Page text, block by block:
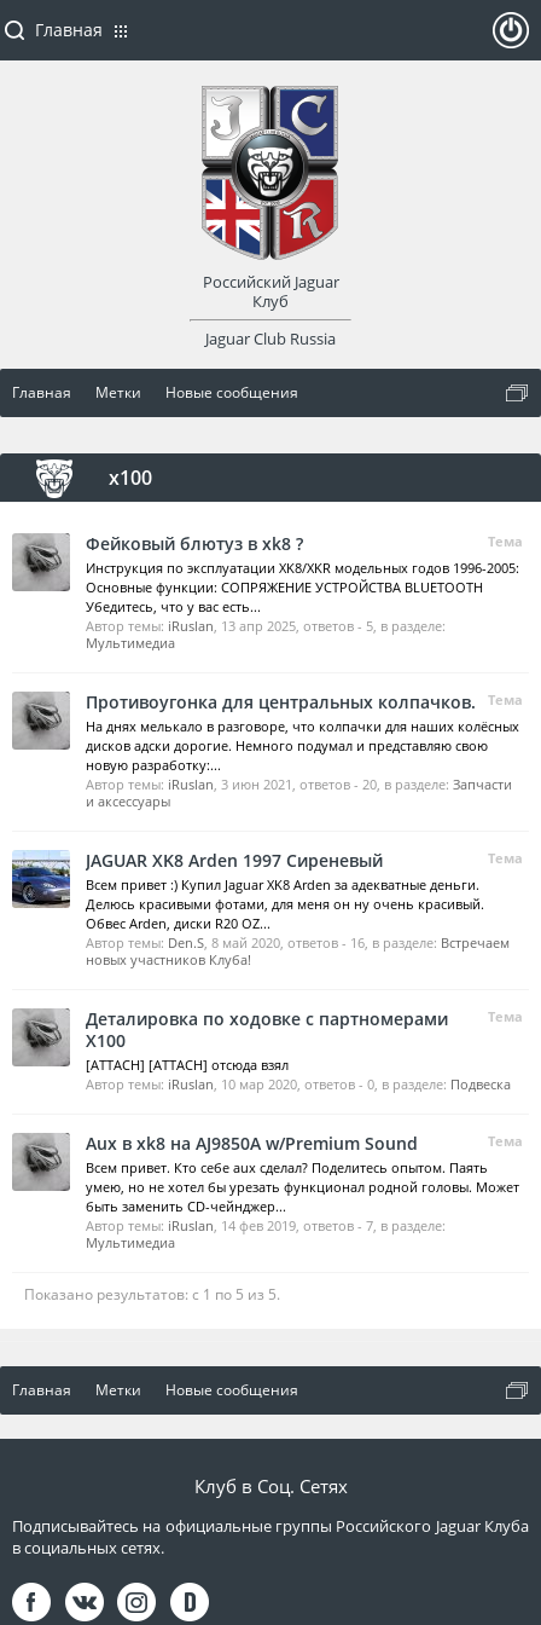
Главная Метки Новые сообщения
x100
Тема
Фейковый блютуз в xk8 ?
Инструкция по эксплуатации XK8/XKR модельных годов 1996-2005:
Основные функции: СОПРЯЖЕНИЕ УСТРОЙСТВА BLUETOOTH
Убедитесь, что у вас есть...
Автор темы: iRuslan, 13 апр 2025, ответов - 5, в разделе:
Мультимедиа
Тема
Противоугонка для центральных колпачков.
На днях мелькало в разговоре, что колпачки для наших колёсных
дисков адски дорогие. Немного подумал и представляю свою
новую разработку:...
Автор темы: iRuslan, 3 июн 2021 , ответов - 20, в разделе: Запчасти
и аксессуары
Тема
JAGUAR XK8 Arden 1997 Сиреневый
Всем привет :) Купил Jaguar XK8 Arden за адекватные деньги.
Делюсь красивыми фотами, для меня он ну очень красивый.
Обвес Arden, диски R20 OZ...
Автор темы: Den.S, 8 май 2020, ответов - 16, в разделе: Встречаем
новых участников Клуба!
Тема
Деталировка по ходовке с партномерами
X100
[ATTACH] [ATTACH] отсюда взял
Автор темы: iRuslan, 10 мар 2020, ответов - 0, в разделе: Подвеска
Тема
Aux в xk8 на AJ9850A w/Premium Sound
Всем привет. Кто себе aux сделал? Поделитесь опытом. Паять
умею, но не хотел бы урезать функционал родной головы. Может
быть заменить CD-чейнджер...
Автор темы: iRuslan, 14 фев 2019, ответов - 7, в разделе:
Мультимедиа
Показано результатов: с 1 по 5 из 5.
Главная Метки Новые сообщения
Главная
Российский Jaguar
Клуб
Jaguar Club Russia
оват
Клуб в Соц. Сетях
Подписывайтесь на официальные группы Российского Jaguar Клуба
в социальных сетях.